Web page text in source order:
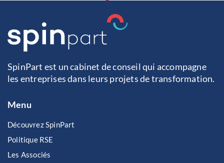
SpinPart est un cabinet de conseil qui accompagne
les entreprises dans leurs projets de transformation.
Menu
Découvrez SpinPart
Politique RSE
Les Associés